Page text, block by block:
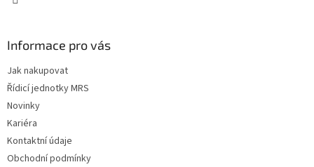
Informace pro vás
Jak nakupovat
Řídicí jednotky MRS
Novinky
Kariéra
Kontaktní údaje
Obchodní podmínky